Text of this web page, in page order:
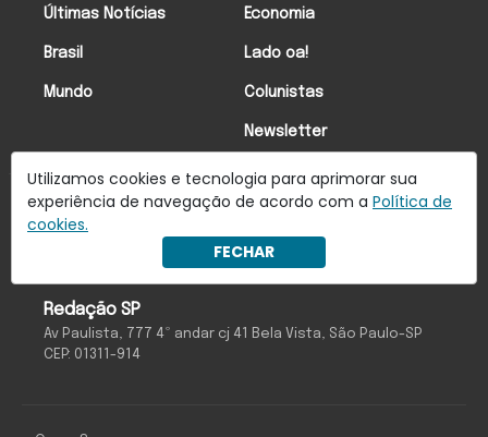
Utilizamos cookies e tecnologia para aprimorar sua
experiência de navegação de acordo com a Política de
cookies.
FECHAR
Redação SP
Av Paulista, 777 4º andar cj 41 Bela Vista, São Paulo-SP
CEP: 01311-914
Anuncie Conosco
Últimas Notícias
Brasil
Mundo
Economia
Lado oa!
Colunistas
Newsletter